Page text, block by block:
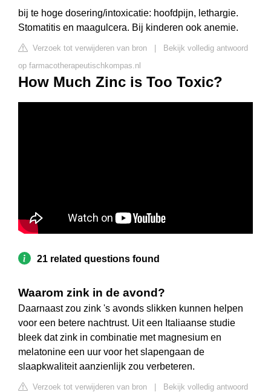
bij te hoge dosering/intoxicatie: hoofdpijn, lethargie.
Stomatitis en maagulcera. Bij kinderen ook anemie.
Verzoek tot verwijderen van bron
Bekijk volledig antwoord
op farmacotherapeutischkompas.nl
How Much Zinc is Too Toxic?
21 related questions found
Waarom zink in de avond?
Daarnaast zou zink 's avonds slikken kunnen helpen
voor een betere nachtrust. Uit een Italiaanse studie
bleek dat zink in combinatie met magnesium en
melatonine een uur voor het slapengaan de
slaapkwaliteit aanzienlijk zou verbeteren.
Verzoek tot verwijderen van bron Bekijk volledig antwoord